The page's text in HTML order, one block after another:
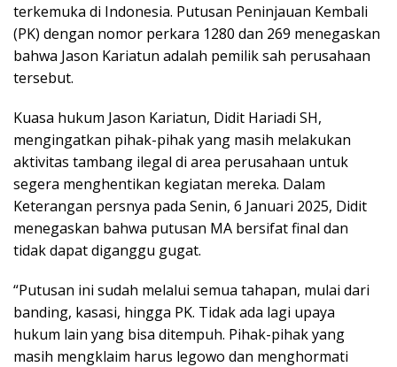
terkemuka di Indonesia. Putusan Peninjauan Kembali
(PK) dengan nomor perkara 1280 dan 269 menegaskan
bahwa Jason Kariatun adalah pemilik sah perusahaan
tersebut.
Kuasa hukum Jason Kariatun, Didit Hariadi SH,
mengingatkan pihak-pihak yang masih melakukan
aktivitas tambang ilegal di area perusahaan untuk
segera menghentikan kegiatan mereka. Dalam
Keterangan persnya pada Senin, 6 Januari 2025, Didit
menegaskan bahwa putusan MA bersifat final dan
tidak dapat diganggu gugat.
“Putusan ini sudah melalui semua tahapan, mulai dari
banding, kasasi, hingga PK. Tidak ada lagi upaya
hukum lain yang bisa ditempuh. Pihak-pihak yang
masih mengklaim harus legowo dan menghormati